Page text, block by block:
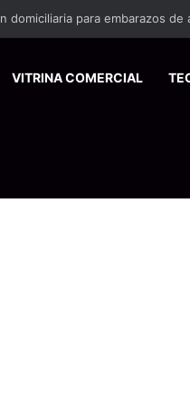
VITRINA COMERCIAL